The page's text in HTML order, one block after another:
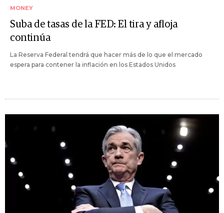
MONEY
Suba de tasas de la FED: El tira y afloja
continúa
La Reserva Federal tendrá que hacer más de lo que el mercado
espera para contener la inflación en los Estados Unidos